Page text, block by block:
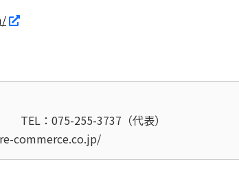
TEL：075-255-3737（代表）
commerce.co.jp/